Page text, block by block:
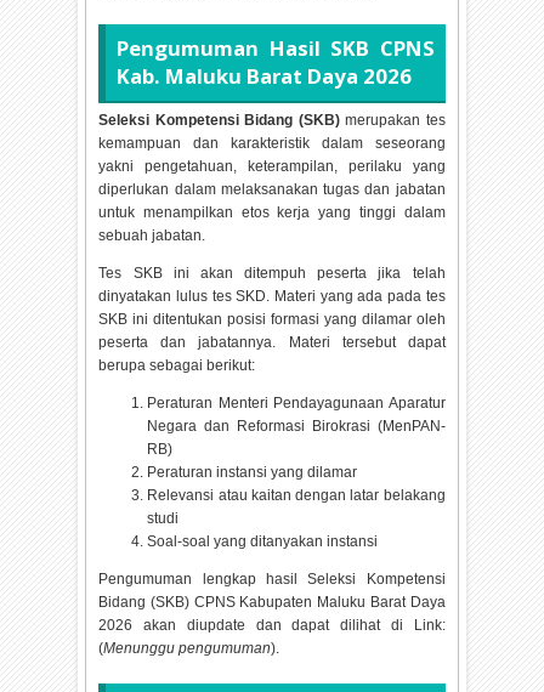
Pengumuman Hasil SKB CPNS
Kab. Maluku Barat Daya 2026
Seleksi Kompetensi Bidang (SKB)merupakan tes
kemampuan dan karakteristik dalam seseorang
yakni pengetahuan, keterampilan, perilaku yang
diperlukan dalam melaksanakan tugas dan jabatan
untuk menampilkan etos kerja yang tinggi dalam
sebuah jabatan.
Tes SKB ini akan ditempuh peserta jika telah
dinyatakan lulus tes SKD. Materi yang ada pada tes
SKB ini ditentukan posisi formasi yang dilamar oleh
peserta dan jabatannya. Materi tersebut dapat
berupa sebagai berikut:
Peraturan Menteri Pendayagunaan Aparatur
Negara dan Reformasi Birokrasi (MenPAN-
RB)
Peraturan instansi yang dilamar
Relevansi atau kaitan dengan latar belakang
studi
Soal-soal yang ditanyakan instansi
Pengumuman lengkap hasil Seleksi Kompetensi
Bidang (SKB) CPNS Kabupaten Maluku Barat Daya
2026 akan diupdate dan dapat dilihat di Link:
(Menunggu pengumuman).